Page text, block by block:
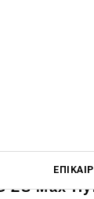
ZS Max